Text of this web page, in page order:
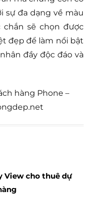
sự đa dạng về màu
chắn sẽ chọn được
đẹp để làm nổi bật
đầy độc đáo và
hàng Phone –
View cho thuê dự